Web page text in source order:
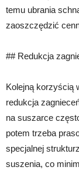
temu ubrania
zaoszczędzić
## Redukcja
Kolejną korzyścią
redukcja
na suszarce
potem trzeba
specjalnej
suszenia, co